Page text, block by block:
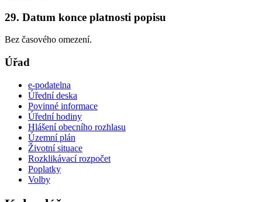
29. Datum konce platnosti popisu
Bez časového omezení.
Úřad
e-podatelna
Úřední deska
Povinné informace
Úřední hodiny
Hlášení obecního rozhlasu
Územní plán
Životní situace
Rozklikávací rozpočet
Poplatky
Volby